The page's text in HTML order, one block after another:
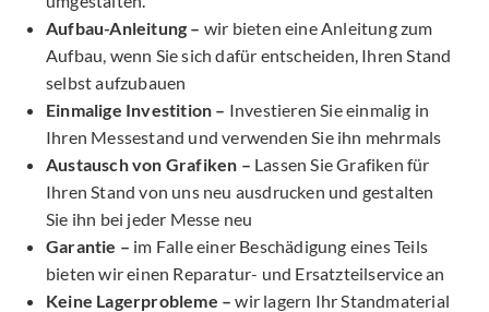
Aufbau-Anleitung – wir bieten eine Anleitung zum
Aufbau, wenn Sie sich dafür entscheiden, Ihren Stand
selbst aufzubauen
Einmalige Investition – Investieren Sie einmalig in
Ihren Messestand und verwenden Sie ihn mehrmals
Austausch von Grafiken – Lassen Sie Grafiken für
Ihren Stand von uns neu ausdrucken und gestalten
Sie ihn bei jeder Messe neu
Garantie – im Falle einer Beschädigung eines Teils
bieten wir einen Reparatur- und Ersatzteilservice an
Keine Lagerprobleme – wir lagern Ihr Standmaterial